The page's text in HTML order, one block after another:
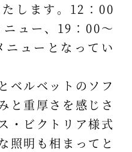
します。12：00
ュー、19：00～
ューとなってい
ベルベットのソフ
と重厚さを感じさ
・ビクトリア様式
照明も相まってと